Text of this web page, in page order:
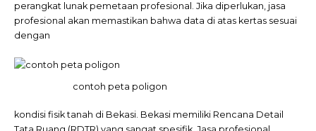
perangkat lunak pemetaan profesional. Jika diperlukan, jasa
profesional akan memastikan bahwa data di atas kertas sesuai
dengan
contoh peta poligon
kondisi fisik tanah di Bekasi. Bekasi memiliki Rencana Detail